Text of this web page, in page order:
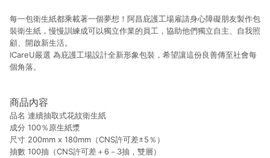
每一包衛生紙都乘載著一個夢想！阿昌庇護工場雇請身心障礙朋友製作包
裝衛生紙，慢慢訓練成可以獨立作業的員工，協助他們獨立自主、自我照
顧、開啟新生活。
ICareU嚴選 為庇護工場設計全新形象包裝，希望讓這份良善傳至社會每
個角落。
商品內容
品名 連續抽取式花紋衛生紙
成分 100％原生紙漿
尺寸 200mm x 180mm（CNS許可差±5％）
抽數 100抽（CNS許可差＋6－3抽，雙層）